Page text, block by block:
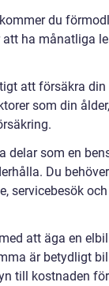
du
ha månatliga
att försäkra din
som din ålder,
delar som en
Du
servicebesök
att äga en
är betydligt
till kostnaden